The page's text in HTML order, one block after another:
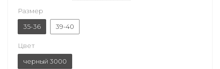
Размер
35-36
39-40
Цвет
черный 3000